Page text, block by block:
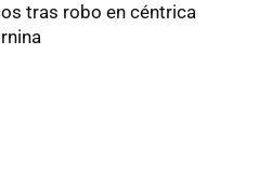
tras robo en céntrica